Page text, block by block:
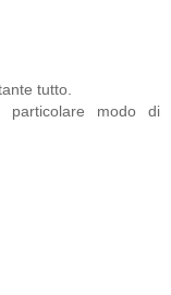
tutto.
particolare modo di